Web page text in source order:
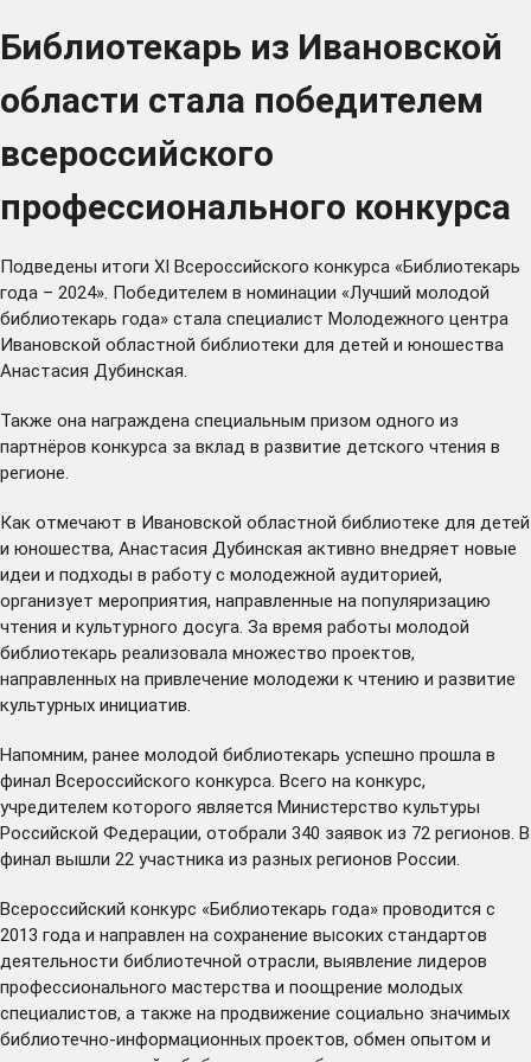
Библиотекарь из Ивановской
области стала победителем
всероссийского
профессионального конкурса
Подведены итоги XI Всероссийского конкурса «Библиотекарь
года – 2024». Победителем в номинации «Лучший молодой
библиотекарь года» стала специалист Молодежного центра
Ивановской областной библиотеки для детей и юношества
Анастасия Дубинская.
Также она награждена специальным призом одного из
партнёров конкурса за вклад в развитие детского чтения в
регионе.
Как отмечают в Ивановской областной библиотеке для детей
и юношества, Анастасия Дубинская активно внедряет новые
идеи и подходы в работу с молодежной аудиторией,
организует мероприятия, направленные на популяризацию
чтения и культурного досуга. За время работы молодой
библиотекарь реализовала множество проектов,
направленных на привлечение молодежи к чтению и развитие
культурных инициатив.
Напомним, ранее молодой библиотекарь успешно прошла в
финал Всероссийского конкурса. Всего на конкурс,
учредителем которого является Министерство культуры
Российской Федерации, отобрали 340 заявок из 72 регионов. В
финал вышли 22 участника из разных регионов России.
Всероссийский конкурс «Библиотекарь года» проводится с
2013 года и направлен на сохранение высоких стандартов
деятельности библиотечной отрасли, выявление лидеров
профессионального мастерства и поощрение молодых
специалистов, а также на продвижение социально значимых
библиотечно-информационных проектов, обмен опытом и